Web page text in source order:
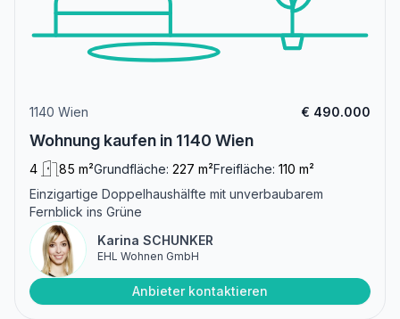
1140 Wien € 490.000
Wohnung kaufen in 1140 Wien
4 85 m²Grundfläche: 227 m²Freifläche: 110 m²
Einzigartige Doppelhaushälfte mit unverbaubarem
Fernblick ins Grüne
Karina SCHUNKER
EHL Wohnen GmbH
Anbieter kontaktieren